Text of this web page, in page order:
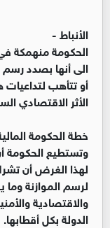
الأنباط -
الحكومة منهمكة
الى أنها بصدد
الأثر الاقتصادي
خطة الحكومة
وتستطيع الحكومة
لهذا الغرض أن
لرسم الموازنة
والاقتصادية
الدولة بكل أقطابها.